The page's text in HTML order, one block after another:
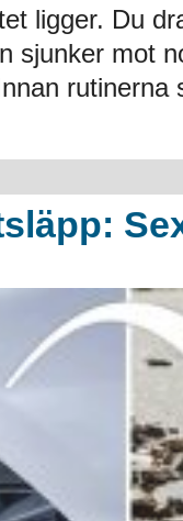
ligger. Du
sjunker mot
rutinerna